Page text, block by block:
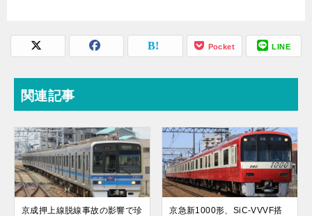
Pocket LINE
関連記事
京成押上線脱線事故の影響で珍
京急新1000形、SiC-VVVF搭